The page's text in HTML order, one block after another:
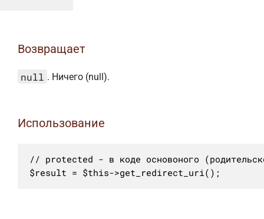
Возвращает
null . Ничего (null).
Использование
// protected - в коде основоного
$result = $this->get_redirect_uri();